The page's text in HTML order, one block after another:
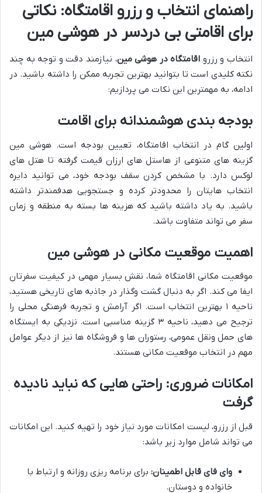
راهنمای انتخاب و رزرو اقامتگاه: نکاتی
برای اقامتی بی دردسر در هوشی مین
انتخاب و رزرو اقامتگاه در هوشی مین، نیازمند دقت و توجه به چند
نکته کلیدی است تا بتوانید بهترین تجربه ممکن را داشته باشید. در
ادامه، به مهمترین این نکات می پردازیم:
بودجه بندی هوشمندانه برای اقامت
اولین گام در انتخاب اقامتگاه، تعیین بودجه است. هوشی مین
گزینه های متنوعی از هاستل های ارزان قیمت گرفته تا هتل های
لوکس دارد. با مشخص کردن سقف بودجه خود، می توانید دایره
انتخاب هایتان را محدودتر کرده و جستجویی هدفمندتر داشته
باشید. به یاد داشته باشید که هزینه ها بسته به منطقه و زمان
سفر می تواند متفاوت باشد.
اهمیت موقعیت مکانی در هوشی مین
موقعیت مکانی اقامتگاه شما، نقش بسیار مهمی در کیفیت سفرتان
ایفا می کند. اگر به دنبال گشت وگذار در جاذبه های تاریخی هستید،
ناحیه ۱ بهترین انتخاب است. اگر آرامش و تجربه فرهنگی محلی را
ترجیح می دهید، ناحیه ۳ گزینه مناسبی است. نزدیکی به ایستگاه
های حمل ونقل عمومی، رستوران ها و فروشگاه ها نیز از دیگر عوامل
مهم در انتخاب موقعیت مکانی هستند.
امکانات ضروری: راحتی هایی که نباید نادیده
گرفت
قبل از رزرو، لیست امکانات مورد نیاز خود را تهیه کنید. این امکانات
می تواند شامل موارد زیر باشد:
وای فای قابل اطمینان: برای برنامه ریزی روزانه و ارتباط با
خانواده و دوستان.